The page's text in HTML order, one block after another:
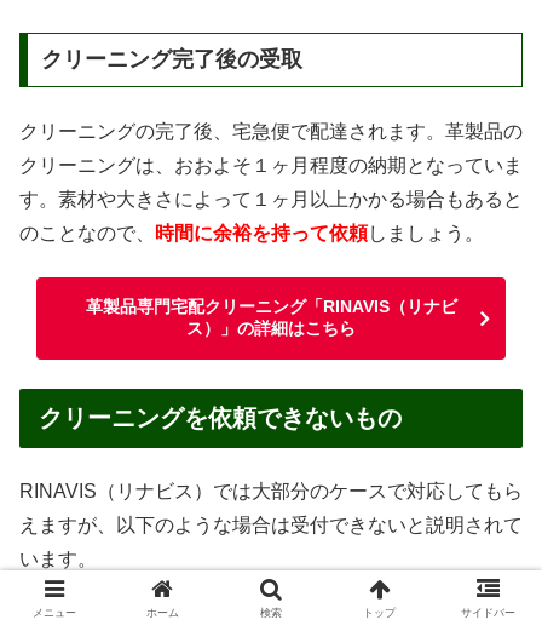
クリーニング完了後の受取
クリーニングの完了後、宅急便で配達されます。革製品の
クリーニングは、おおよそ１ヶ月程度の納期となっていま
す。素材や大きさによって１ヶ月以上かかる場合もあると
のことなので、
時間に余裕を持って依頼しましょう。
革製品専門宅配クリーニング「RINAVIS（リナビ
ス）」の詳細はこちら
クリーニングを依頼できないもの
RINAVIS（リナビス）では大部分のケースで対応してもら
えますが、以下のような場合は受付できないと説明されて
います。
汚物・嘔吐物がついたままのもの
メニュー ホーム 検索 トップ サイドバー